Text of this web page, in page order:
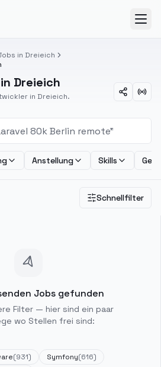
in Dreieich
Dreieich
in Dreieich.
Anstellung Skills
Schnellfilter
Jobs gefunden
Filter — hier sind ein paar
wo Stellen frei sind:
(931) Symfony(616)